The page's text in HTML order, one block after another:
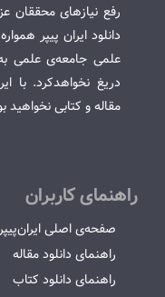
رفع نیازهای محققان
دانلود ایران پیپر
علمی جامعه‌ی علمی
دریغ نخواهدکرد. با
مقاله و کتابی نخواهید
راهنمای کاربران
صفحه‌ی اصلی ایران‌پیپر
راهنمای دانلود مقاله
راهنمای دانلود کتاب